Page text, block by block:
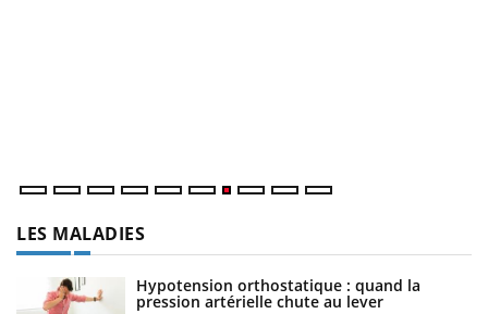
LES MALADIES
Hypotension orthostatique : quand la
pression artérielle chute au lever